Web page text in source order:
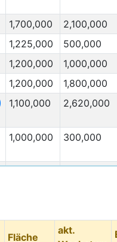
im
2050
2020
deutlich langfristiger
des Landes,
1,700,000
2,100,000
1,225,000
500,000
1,200,000
1,000,000
1,200,000
1,800,000
1,100,000 2,620,000
1,000,000 300,000
415,000
700,000
Fläche
akt.